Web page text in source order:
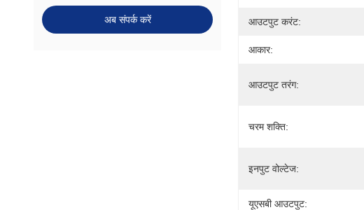
अब संपर्क करें आउटपुट करंट:
आकार:
आउटपुट तरंग:
चरम शक्ति:
इनपुट वोल्टेज:
यूएसबी आउटपुट: